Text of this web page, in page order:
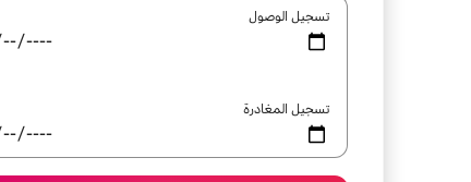
تسجيل الوصول
تسجيل المغادرة